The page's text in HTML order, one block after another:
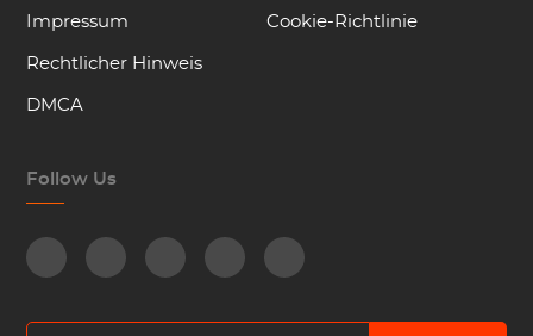
Impressum
Rechtlicher Hinweis
DMCA
Cookie-Richtlinie
Follow Us